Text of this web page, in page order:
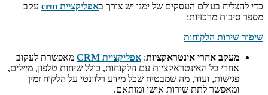
כדי להצליח בעולם העסקים של ימנו יש צורך באפליקציית crm
עקב
מספר סיבות מרכזיות:
שיפור שירות הלקוחות
מעקב אחרי אינטראקציות: אפליקציית CRM
מאפשרת לעקוב
אחרי כל האינטראקציות עם הלקוחות, כולל שיחות טלפון, מיילים,
פגישות, ועוד, מה שמבטיח שכל מידע רלוונטי על הלקוח זמין
ומאפשר לתת שירות אישי ומותאם.